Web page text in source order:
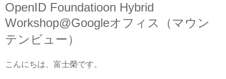
OpenID Foundatioon Hybrid
Workshop@Googleオフィス（マウン
テンビュー）
こんにちは、富士榮です。